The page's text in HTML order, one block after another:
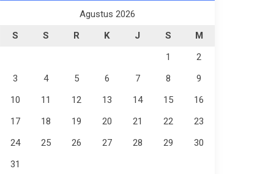
Agustus 2026
S
S R K J S
M
1
2
3
4 5 6 7 8
9
10
11 12 13 14 15
16
17
18 19 20 21 22
23
24
25 26 27 28 29
30
31